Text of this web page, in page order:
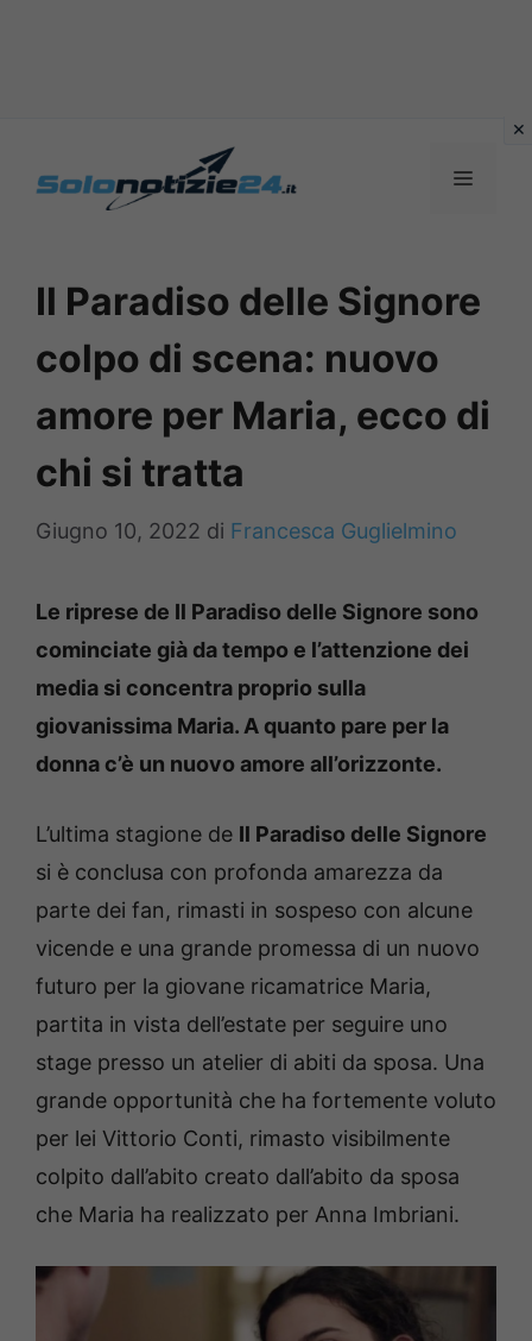
MENU
Il Paradiso delle Signore
colpo di scena: nuovo
amore per Maria, ecco di
chi si tratta
Giugno 10, 2022 di Francesca Guglielmino
Le riprese de Il Paradiso delle Signore sono
cominciate già da tempo e l’attenzione dei
media si concentra proprio sulla
giovanissima Maria. A quanto pare per la
donna c’è un nuovo amore all’orizzonte.
L’ultima stagione de Il Paradiso delle Signore
si è conclusa con profonda amarezza da
parte dei fan, rimasti in sospeso con alcune
vicende e una grande promessa di un nuovo
futuro per la giovane ricamatrice Maria,
partita in vista dell’estate per seguire uno
stage presso un atelier di abiti da sposa. Una
grande opportunità che ha fortemente voluto
per lei Vittorio Conti, rimasto visibilmente
colpito dall’abito creato dall’abito da sposa
che Maria ha realizzato per Anna Imbriani.